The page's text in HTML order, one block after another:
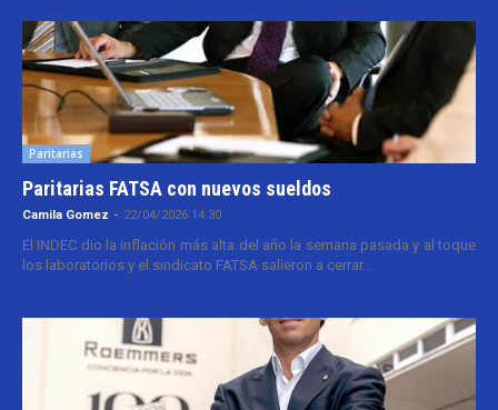
Paritarias
Paritarias FATSA con nuevos sueldos
Camila Gomez - 22/04/2026 14:30
El INDEC dio la inflación más alta del año la semana pasada y al toque
los laboratorios y el sindicato FATSA salieron a cerrar...